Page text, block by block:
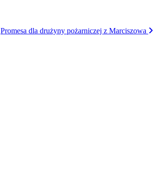
Promesa dla drużyny pożarniczej z Marciszowa